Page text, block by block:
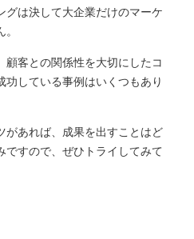
グは決して大企業だけのマーケ
顧客との関係性を大切にしたコ
功している事例はいくつもあり
があれば、成果を出すことはど
ですので、ぜひトライしてみて